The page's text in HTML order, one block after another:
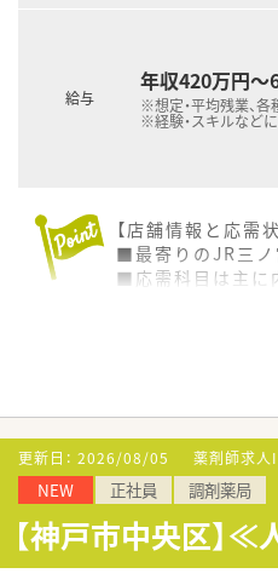
■三宮エリアか
■小学校3年生が
■評価基準が明
給与
年収420万円～
※想定・平均残業、
※経験・スキルなど
【店舗情報と応需
■最寄りのJR三ノ
■応需科目は主に
■全店舗に調剤
■患者様の服薬
■地域住民の健康
【職場環境と雰囲気
■新入社員アンケ
■薬剤師の平均年
■正社員比率が高
更新日： 2026/08/05 薬剤師求人
NEW 正社員 調剤薬局
【神戸市中央区】